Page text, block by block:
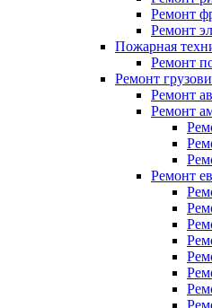
Ремонт
Ремонт
Пожарная
Ремонт
Ремонт
Ремонт
Ремонт
Ремонт